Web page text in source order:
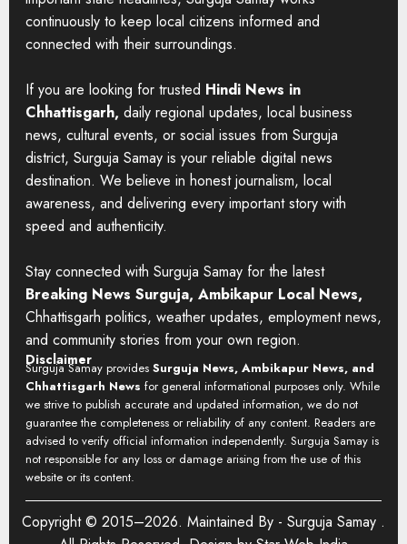
continuously to keep local citizens informed and
connected with their surroundings.
If you are looking for trusted Hindi News in
Chhattisgarh, daily regional updates, local business
news, cultural events, or social issues from Surguja
district, Surguja Samay is your reliable digital news
destination. We believe in honest journalism, local
awareness, and delivering every important story with
speed and authenticity.
Stay connected with Surguja Samay for the latest
Breaking News Surguja, Ambikapur Local News,
Chhattisgarh politics, weather updates, employment news,
and community stories from your own region.
Disclaimer
Surguja Samay provides Surguja News, Ambikapur News, and
Chhattisgarh News for general informational purposes only. While
we strive to publish accurate and updated information, we do not
guarantee the completeness or reliability of any content. Readers are
advised to verify official information independently. Surguja Samay is
not responsible for any loss or damage arising from the use of this
website or its content.
Copyright © 2015–2026. Maintained By - Surguja Samay .